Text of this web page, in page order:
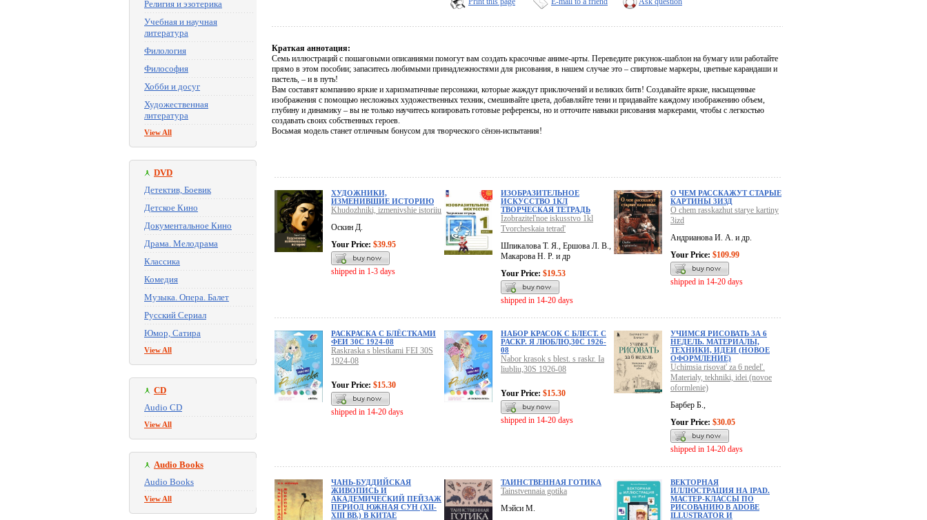
Религия и эзотерика
Учебная и научная
литература
Филология
Философия
Хобби и досуг
Художественная
литература
View All
DVD
Детектив, Боевик
Детское Кино
Документальное Кино
Драма. Мелодрама
Классика
Комедия
Музыка. Опера. Балет
Русский Сериал
Юмор, Сатира
View All
CD
Audio CD
View All
Audio Books
Audio Books
View All
Краткая аннотация:
Семь иллюстраций с пошаговыми описаниями помогут вам создать красочные аниме-арты. Переведите рисунок-шаблон на бумагу или работайте
прямо в этом пособии; запаситесь любимыми принадлежностями для рисования, в нашем случае это – спиртовые маркеры, цветные карандаши и
пастель, – и в путь!
Вам составят компанию яркие и харизматичные персонажи, которые жаждут приключений и великих битв! Создавайте яркие, насыщенные
изображения с помощью несложных художественных техник, смешивайте цвета, добавляйте тени и придавайте каждому изображению объем,
глубину и динамику – вы не только научитесь копировать готовые референсы, но и отточите навыки рисования маркерами, чтобы с легкостью
создавать своих собственных героев.
Восьмая модель станет отличным бонусом для творческого сёнэн-испытания!
ХУДОЖНИКИ,
ИЗМЕНИВШИЕ ИСТОРИЮ
Khudozhniki, izmenivshie istoriiu
Оскин Д.
Your Price: $39.95
shipped in 1-3 days
ИЗОБРАЗИТЕЛЬНОЕ
ИСКУССТВО 1КЛ
ТВОРЧЕСКАЯ ТЕТРАДЬ
Izobrazitel'noe iskusstvo 1kl
Tvorcheskaia tetrad'
Шпикалова Т. Я., Ершова Л. В.,
Макарова Н. Р. и др
Your Price: $19.53
shipped in 14-20 days
О ЧЕМ РАССКАЖУТ СТАРЫЕ
КАРТИНЫ 3ИЗД
O chem rasskazhut starye kartiny
3izd
Андрианова И. А. и др.
Your Price: $109.99
shipped in 14-20 days
РАСКРАСКА С БЛЁСТКАМИ
ФЕИ 30С 1924-08
Raskraska s blestkami FEI 30S
1924-08
Your Price: $15.30
shipped in 14-20 days
НАБОР КРАСОК С БЛЕСТ. С
РАСКР. Я ЛЮБЛЮ,30С 1926-
08
Nabor krasok s blest. s raskr. Ia
liubliu,30S 1926-08
Your Price: $15.30
shipped in 14-20 days
УЧИМСЯ РИСОВАТЬ ЗА 6
НЕДЕЛЬ. МАТЕРИАЛЫ,
ТЕХНИКИ, ИДЕИ (НОВОЕ
ОФОРМЛЕНИЕ)
Uchimsia risovat' za 6 nedel'.
Materialy, tekhniki, idei (novoe
oformlenie)
Барбер Б.,
Your Price: $30.05
shipped in 14-20 days
ЧАНЬ-БУДДИЙСКАЯ
ЖИВОПИСЬ И
АКАДЕМИЧЕСКИЙ ПЕЙЗАЖ
ПЕРИОД ЮЖНАЯ СУН (XII-
XIII ВВ.) В КИТАЕ
ТАИНСТВЕННАЯ ГОТИКА
Tainstvennaia gotika
Мэйси М.
ВЕКТОРНАЯ
ИЛЛЮСТРАЦИЯ НА IPAD.
МАСТЕР-КЛАССЫ ПО
РИСОВАНИЮ В ADOBE
ILLUSTRATOR И